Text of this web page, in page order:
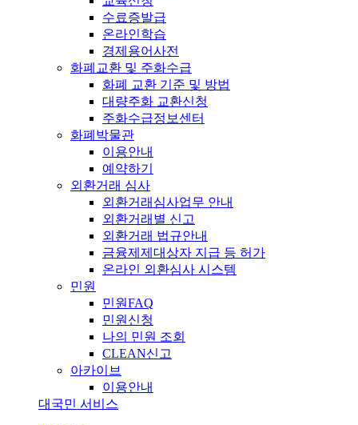
수료증발급
온라인학습
경제용어사전
화폐교환 및 주화수급
화폐 교환 기준 및 방법
대량주화 교환신청
주화수급정보센터
화폐박물관
이용안내
예약하기
외환거래 심사
외환거래심사업무 안내
외환거래별 신고
외환거래 법규안내
금융제제대상자 지급 등 허가
온라인 외환심사 시스템
민원
민원FAQ
민원신청
나의 민원 조회
CLEAN신고
아카이브
이용안내
대국민 서비스